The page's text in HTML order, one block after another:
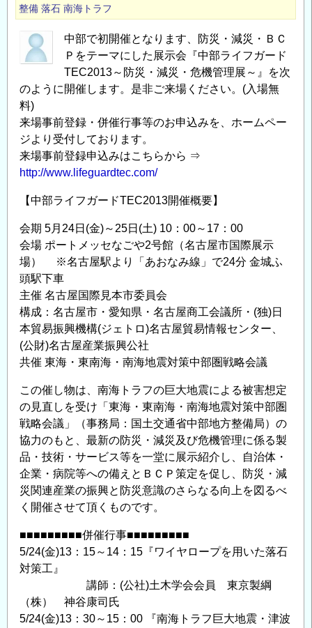
ジ
ン
ト
ミ
ナ
ー
「南
海
ト
ラ
の
巨
大
地
震
に
向
け
津
波
へ
の
備
え
と
課
題」
の
ご
内
の
整備 落石 南海トラフ
中部で初開催となります、防災・減災・ＢＣ
Ｐをテーマにした展示会『中部ライフガード
TEC2013～防災・減災・危機管理展～』を次
のように開催します。是非ご来場ください。(入場無
料)
来場事前登録・併催行事等のお申込みを、ホームペー
ジより受付しております。
来場事前登録申込みはこちらから ⇒
http://www.lifeguardtec.com/
【中部ライフガードTEC2013開催概要】
会期 5月24日(金)～25日(土) 10：00～17：00
会場 ポートメッセなごや2号館（名古屋市国際展示
場） ※名古屋駅より「あおなみ線」で24分 金城ふ
頭駅下車
主催 名古屋国際見本市委員会
構成：名古屋市・愛知県・名古屋商工会議所・(独)日
本貿易振興機構(ジェトロ)名古屋貿易情報センター、
(公財)名古屋産業振興公社
共催 東海・東南海・南海地震対策中部圏戦略会議
この催し物は、南海トラフの巨大地震による被害想定
の見直しを受け「東海・東南海・南海地震対策中部圏
戦略会議」（事務局：国土交通省中部地方整備局）の
協力のもと、最新の防災・減災及び危機管理に係る製
品・技術・サービス等を一堂に展示紹介し、自治体・
企業・病院等への備えとＢＣＰ策定を促し、防災・減
災関連産業の振興と防災意識のさらなる向上を図るべ
く開催させて頂くものです。
■■■■■■■■■併催行事■■■■■■■■■
5/24(金)13：15～14：15『ワイヤロープを用いた落石
対策工』
講師：(公社)土木学会会員 東京製綱
（株） 神谷康司氏
5/24(金)13：30～15：00 『南海トラフ巨大地震・津波